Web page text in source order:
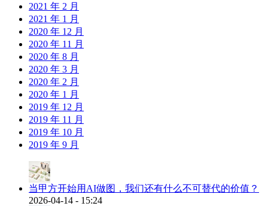
2021 年 2 月
2021 年 1 月
2020 年 12 月
2020 年 11 月
2020 年 8 月
2020 年 3 月
2020 年 2 月
2020 年 1 月
2019 年 12 月
2019 年 11 月
2019 年 10 月
2019 年 9 月
当甲方开始用AI做图，我们还有什么不可替代的价值？
2026-04-14 - 15:24